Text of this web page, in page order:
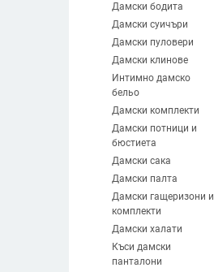
Дамски бодита
Дамски суичъри
Дамски пуловери
Дамски клинове
Интимно дамско
бельо
Дамски комплекти
Дамски потници и
бюстиета
Дамски сака
Дамски палта
Дамски гащеризони и
комплекти
Дамски халати
Къси дамски
панталони